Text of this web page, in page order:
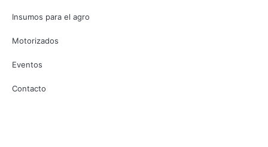
Insumos para el agro
Motorizados
Eventos
Contacto